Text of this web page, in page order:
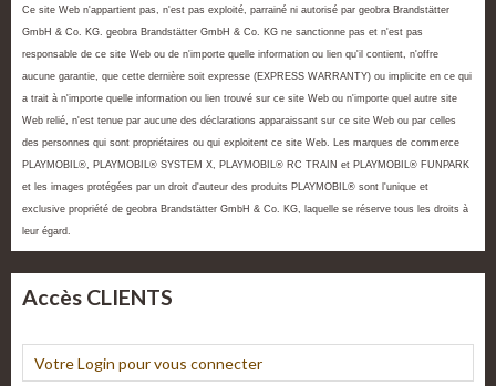
Ce site Web n'appartient pas, n'est pas exploité, parrainé ni autorisé par geobra Brandstätter
GmbH & Co. KG. geobra Brandstätter GmbH & Co. KG ne sanctionne pas et n'est pas
responsable de ce site Web ou de n'importe quelle information ou lien qu'il contient, n'offre
aucune garantie, que cette dernière soit expresse (EXPRESS WARRANTY) ou implicite en ce qui
a trait à n'importe quelle information ou lien trouvé sur ce site Web ou n'importe quel autre site
Web relié, n'est tenue par aucune des déclarations apparaissant sur ce site Web ou par celles
des personnes qui sont propriétaires ou qui exploitent ce site Web. Les marques de commerce
PLAYMOBIL®, PLAYMOBIL® SYSTEM X, PLAYMOBIL® RC TRAIN et PLAYMOBIL® FUNPARK
et les images protégées par un droit d'auteur des produits PLAYMOBIL® sont l'unique et
exclusive propriété de geobra Brandstätter GmbH & Co. KG, laquelle se réserve tous les droits à
leur égard.
Accès CLIENTS